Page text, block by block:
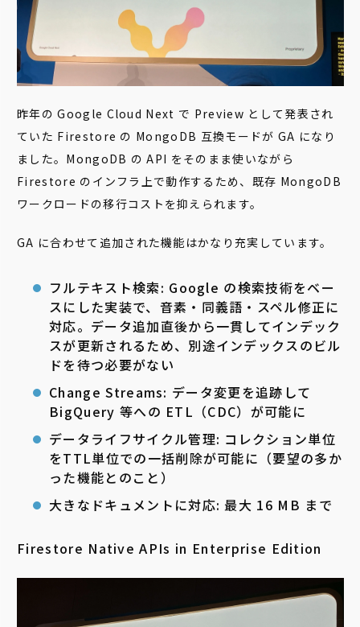
昨年の Google Cloud Next で Preview として発表され
ていた Firestore の MongoDB 互換モードが GA になり
ました。MongoDB の API をそのまま使いながら
Firestore のインフラ上で動作するため、既存 MongoDB
ワークロードの移行コストを抑えられます。
GA に合わせて追加された機能はかなり充実しています。
フルテキスト検索: Google の検索技術をベー
スにした実装で、音素・同義語・スペル修正に
対応。データ追加直後から一貫してインデック
スが更新されるため、別途インデックスのビル
ドを待つ必要がない
Change Streams: データ変更を追跡して
BigQuery 等への ETL（CDC）が可能に
データライフサイクル管理: コレクション単位
をTTL単位での一括削除が可能に（要望の多か
った機能とのこと）
大きなドキュメントに対応: 最大 16 MB まで
Firestore Native APIs in Enterprise Edition